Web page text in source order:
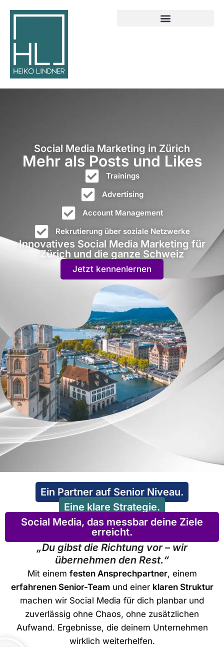
Social Media Marketing in Zürich
Mehr als Posts und Likes
Trainings
Advertising
Account Management
Rekrutierung über soziale Netzwerke
Innovatives Social Media Marketing für
Zürich und die ganze Schweiz
Jetzt kennenlernen
Ein Partner auf Senior Niveau.
Eine klare Strategie.
Social Media, das messbar deine Ziele
erreicht.
„Du gibst die Richtung vor – wir
übernehmen den Rest.“
Mit einem festen Ansprechpartner, einem
erfahrenen Senior-Teamund einer klaren Struktur
machen wir Social Media für dich planbar und
zuverlässig ohne Chaos, ohne zusätzlichen
Aufwand. Ergebnisse, die deinem Unternehmen
wirklich weiterhelfen.